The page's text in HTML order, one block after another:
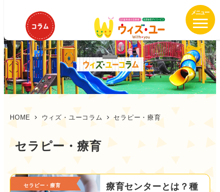
コ
ン
テ
ン
ツ
移
動
HOME ウィズ・ユーコラム セラピー・療育
セラピー・療育
セラピー・療育
療育センターとは？種